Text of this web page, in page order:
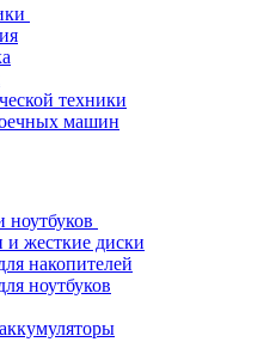
техники
машин
ноутбуков
жесткие диски
накопителей
ноутбуков